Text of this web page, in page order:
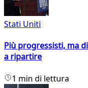
Stati Uniti
Più progressisti, ma
a ripartire
1 min di lettura